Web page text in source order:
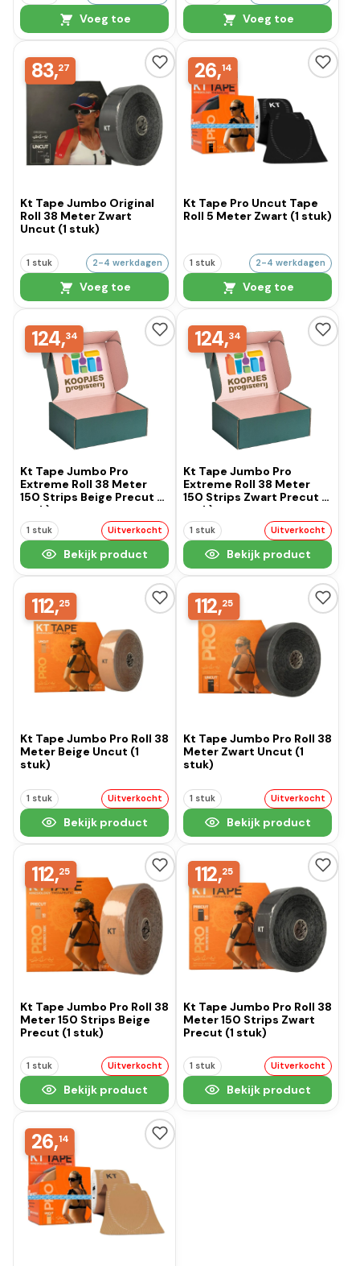
Voeg toe Voeg toe
83,27
Kt Tape Jumbo Original
Roll 38 Meter Zwart
Uncut (1 stuk)
1 stuk 2-4 werkdagen
Voeg toe
26,14
Kt Tape Pro Uncut Tape
Roll 5 Meter Zwart (1 stuk)
1 stuk 2-4 werkdagen
Voeg toe
124,34
Kt Tape Jumbo Pro
Extreme Roll 38 Meter
150 Strips Beige Precut (1
stuk)
1 stuk Uitverkocht
Bekijk product
124,34
Kt Tape Jumbo Pro
Extreme Roll 38 Meter
150 Strips Zwart Precut (1
stuk)
1 stuk Uitverkocht
Bekijk product
112,25
Kt Tape Jumbo Pro Roll 38
Meter Beige Uncut (1
stuk)
1 stuk Uitverkocht
Bekijk product
112,25
Kt Tape Jumbo Pro Roll 38
Meter Zwart Uncut (1
stuk)
1 stuk Uitverkocht
Bekijk product
112,25
Kt Tape Jumbo Pro Roll 38
Meter 150 Strips Beige
Precut (1 stuk)
1 stuk Uitverkocht
Bekijk product
112,25
Kt Tape Jumbo Pro Roll 38
Meter 150 Strips Zwart
Precut (1 stuk)
1 stuk Uitverkocht
Bekijk product
26,14